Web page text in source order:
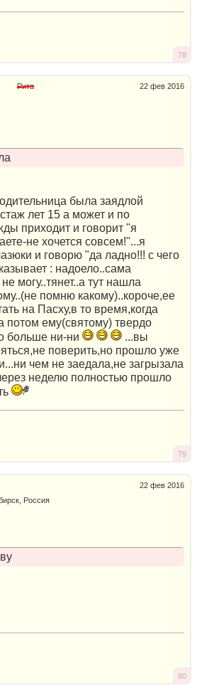
78
22 фев 2016
Рита
была заядлой
лет 15 а может и по
приходит и говорит "я
не хочется совсем!"...я
и говорю "да ладно!!! с чего
: надоело..сама
могу..тянет..а тут нашла
помню какому)..короче,ее
на Пасху,в то время,когда
потом ему(святому) твердо
больше ни-ни
...вы
поверить,но прошло уже
чем не заедала,не загрызала
неделю полностью прошло
79
22 фев 2016
Россия
80